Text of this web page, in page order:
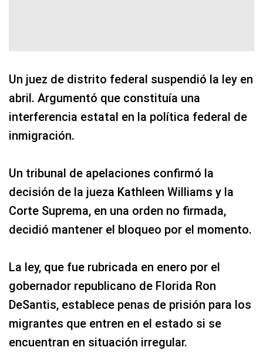
Un juez de distrito federal suspendió la ley en
abril. Argumentó que constituía una
interferencia estatal en la política federal de
inmigración.
Un tribunal de apelaciones confirmó la
decisión de la jueza Kathleen Williams y la
Corte Suprema, en una orden no firmada,
decidió mantener el bloqueo por el momento.
La ley, que fue rubricada en enero por el
gobernador republicano de Florida Ron
DeSantis, establece penas de prisión para los
migrantes que entren en el estado si se
encuentran en situación irregular.